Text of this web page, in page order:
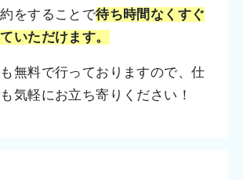
をすることで待ち時間なくすぐ
いただけます。
無料で行っておりますので、仕
気軽にお立ち寄りください！